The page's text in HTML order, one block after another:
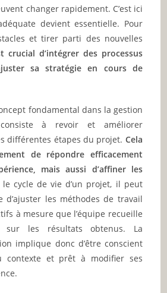
changer rapidement. C’est ici
devient essentielle. Pour
et tirer parti des nouvelles
crucial d’intégrer des processus
sa stratégie en cours de
fondamental dans la gestion
à revoir et améliorer
différentes étapes du projet. Cela
de répondre efficacement
mais aussi d’affiner les
le cycle de vie d’un projet, il peut
d’ajuster les méthodes de travail
à mesure que l’équipe recueille
sur les résultats obtenus. La
implique donc d’être conscient
contexte et prêt à modifier ses